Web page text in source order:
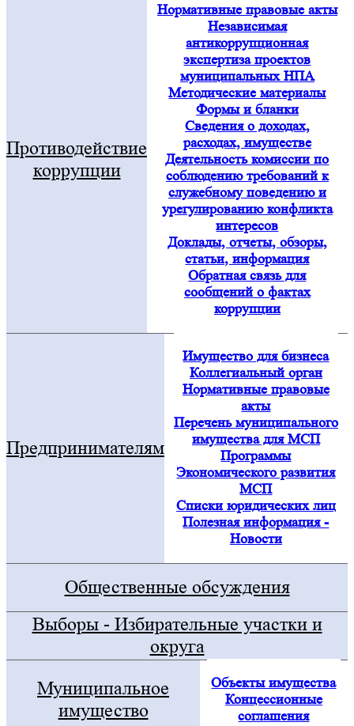
Противодействие
коррупции
Нормативные правовые акты
Независимая
антикоррупционная
экспертиза проектов
муниципальных НПА
Методические материалы
Формы и бланки
Сведения о доходах,
расходах, имуществе
Деятельность комиссии по
соблюдению требований к
служебному поведению и
урегулированию конфликта
интересов
Доклады, отчеты, обзоры,
статьи, информация
Обратная связь для
сообщений о фактах
коррупции
Предпринимателям
Имущество для бизнеса
Коллегиальный орган
Нормативные правовые
акты
Перечень муниципального
имущества для МСП
Программы
Экономического развития
МСП
Списки юридических лиц
Полезная информация -
Новости
Общественные обсуждения
Выборы - Избирательные участки и
округа
Муниципальное
имущество
Объекты имущества
Концессионные
соглашения